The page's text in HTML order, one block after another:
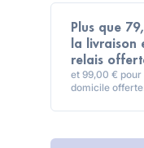
Plus que
la livraison
relais
et 99,00 € pour
domicile offerte.